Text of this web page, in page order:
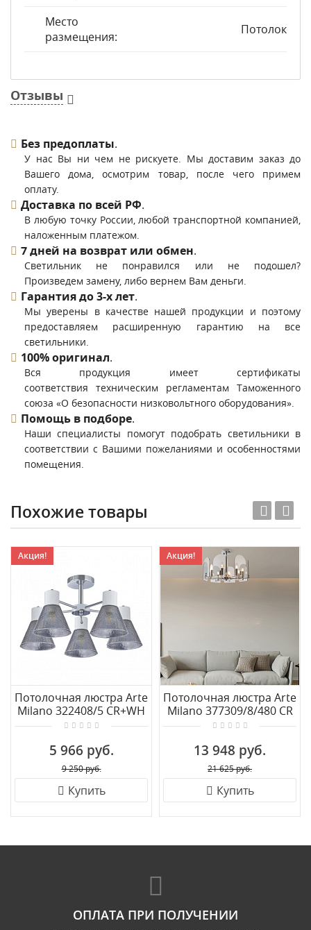
Место
размещения:
Потолок
Отзывы
Без предоплаты.
У нас Вы ни чем не рискуете. Мы доставим заказ до
Вашего дома, осмотрим товар, после чего примем
оплату.
Доставка по всей РФ.
В любую точку России, любой транспортной компанией,
наложенным платежом.
7 дней на возврат или обмен.
Светильник не понравился или не подошел?
Произведем замену, либо вернем Вам деньги.
Гарантия до 3-х лет.
Мы уверены в качестве нашей продукции и поэтому
предоставляем расширенную гарантию на все
светильники.
100% оригинал.
Вся продукция имеет сертификаты
соответствия техническим регламентам Таможенного
союза «О безопасности низковольтного оборудования».
Помощь в подборе.
Наши специалисты помогут подобрать светильники в
соответствии с Вашими пожеланиями и особенностями
помещения.
Похожие товары
Акция!
Потолочная люстра Arte
Milano 322408/5 CR+WH
5 966 руб.
9 250 руб.
Купить
Акция!
Потолочная люстра Arte
Milano 377309/8/480 CR
13 948 руб.
21 625 руб.
Купить
ОПЛАТА ПРИ ПОЛУЧЕНИИ